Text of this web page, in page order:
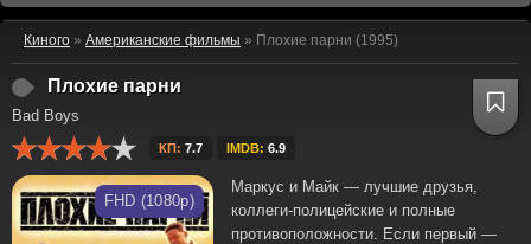
Киного » Американские фильмы » Плохие парни (1995)
Плохие парни
Bad Boys
КП: 7.7 IMDB: 6.9
FHD (1080p)
Маркус и Майк — лучшие друзья,
коллеги-полицейские и полные
противоположности. Если первый —